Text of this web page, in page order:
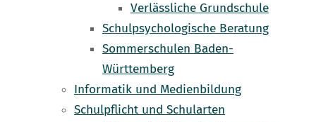
Verlässliche Grundschule
Schulpsychologische Beratung
Sommerschulen Baden-
Württemberg
Informatik und Medienbildung
Schulpflicht und Schularten